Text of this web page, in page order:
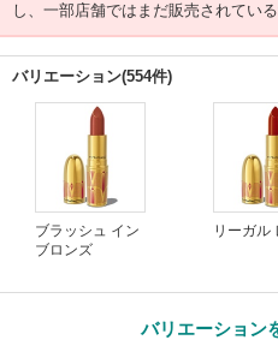
し、一部店舗ではまだ販売されてい
バリエーション(554件)
ブラッシュ イン
ブロンズ
リーガル
バリエーション